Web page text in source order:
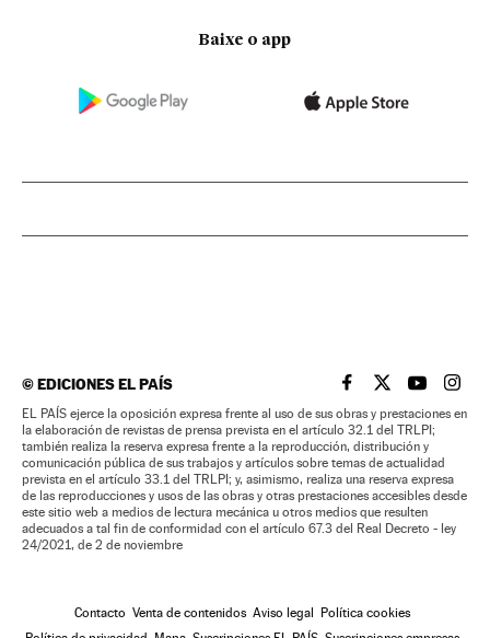
Baixe o app
©EDICIONES EL PAÍS EL PAÍS BRASIL EN
EL PAÍSEL PAÍS
EL
EL PAÍS ejerce la oposición expresa frente al uso de sus obras y prestaciones en
la elaboración de revistas de prensa prevista en el artículo 32.1 del TRLPI;
también realiza la reserva expresa frente a la reproducción, distribución y
comunicación pública de sus trabajos y artículos sobre temas de actualidad
prevista en el artículo 33.1 del TRLPI; y, asimismo, realiza una reserva expresa
de las reproducciones y usos de las obras y otras prestaciones accesibles desde
este sitio web a medios de lectura mecánica u otros medios que resulten
adecuados a tal fin de conformidad con el artículo 67.3 del Real Decreto - ley
24/2021, de 2 de noviembre
Contacto Venta de contenidos Aviso legal Política cookies